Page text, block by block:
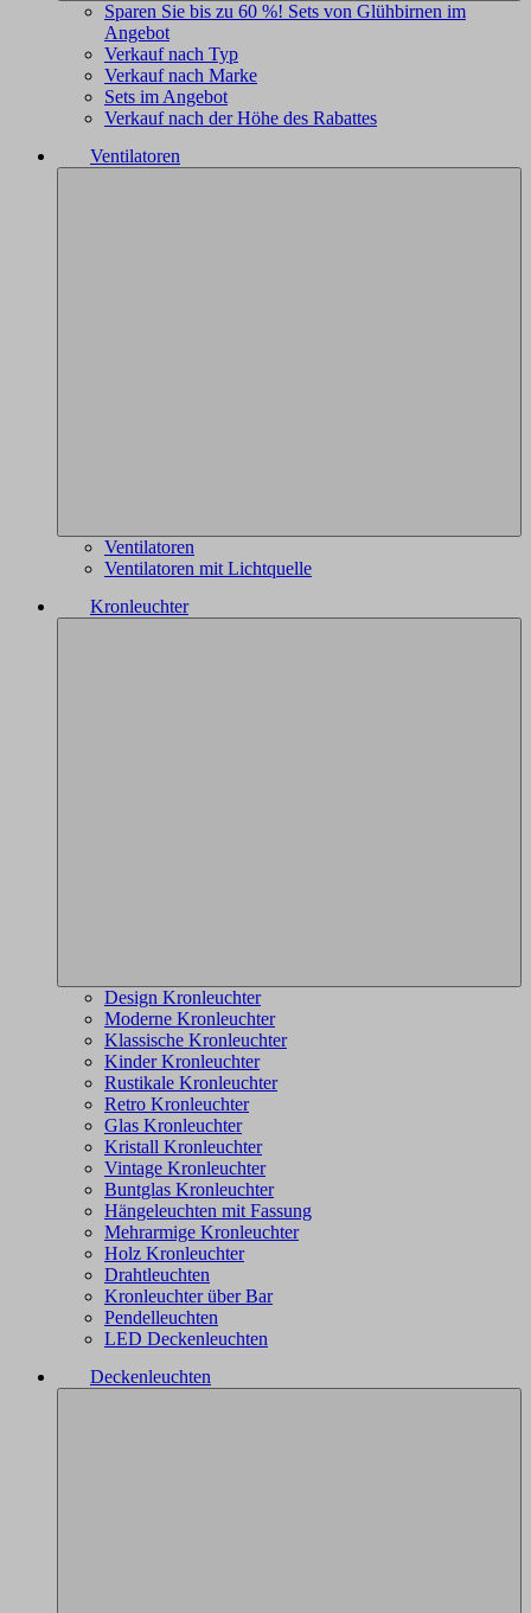
Sparen Sie bis zu 60 %! Sets von Glühbirnen im
Angebot
Verkauf nach Typ
Verkauf nach Marke
Sets im Angebot
Verkauf nach der Höhe des Rabattes
Ventilatoren
Ventilatoren
Ventilatoren mit Lichtquelle
Kronleuchter
Design Kronleuchter
Moderne Kronleuchter
Klassische Kronleuchter
Kinder Kronleuchter
Rustikale Kronleuchter
Retro Kronleuchter
Glas Kronleuchter
Kristall Kronleuchter
Vintage Kronleuchter
Buntglas Kronleuchter
Hängeleuchten mit Fassung
Mehrarmige Kronleuchter
Holz Kronleuchter
Drahtleuchten
Kronleuchter über Bar
Pendelleuchten
LED Deckenleuchten
Deckenleuchten